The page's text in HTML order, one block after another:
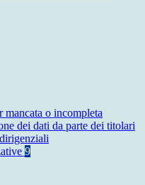
mancata o incompleta
dei dati da parte dei titolari
9